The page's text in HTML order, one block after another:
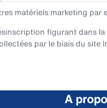
matériels marketing
figurant dans
par le biais du
A